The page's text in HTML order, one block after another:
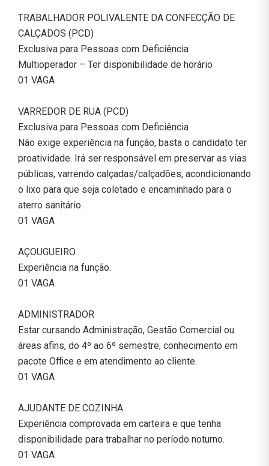
TRABALHADOR POLIVALENTE DA CONFECÇÃO DE
CALÇADOS (PCD)
Exclusiva para Pessoas com Deficiência
Multioperador – Ter disponibilidade de horário
01 VAGA
VARREDOR DE RUA (PCD)
Exclusiva para Pessoas com Deficiência
Não exige experiência na função, basta o candidato ter
proatividade. Irá ser responsável em preservar as vias
públicas, varrendo calçadas/calçadões, acondicionando
o lixo para que seja coletado e encaminhado para o
aterro sanitário.
01 VAGA
AÇOUGUEIRO
Experiência na função.
01 VAGA
ADMINISTRADOR
Estar cursando Administração, Gestão Comercial ou
áreas afins, do 4º ao 6º semestre; conhecimento em
pacote Office e em atendimento ao cliente.
01 VAGA
AJUDANTE DE COZINHA
Experiência comprovada em carteira e que tenha
disponibilidade para trabalhar no período noturno.
01 VAGA